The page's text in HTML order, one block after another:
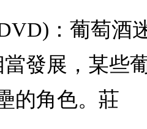
：葡萄酒
發展，某些
的角色。莊